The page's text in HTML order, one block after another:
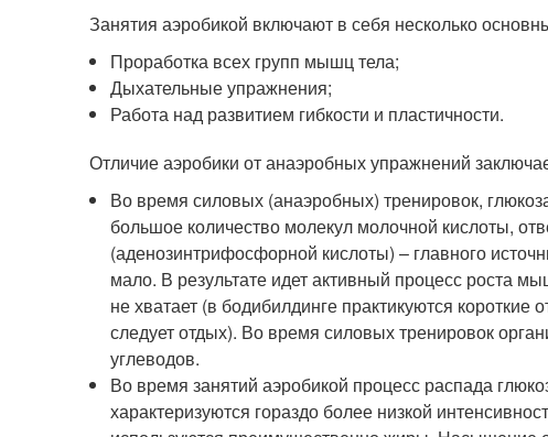
Занятия аэробикой включают в себя несколько
Проработка всех групп мышц тела;
Дыхательные упражнения;
Работа над развитием гибкости и пластичности.
Отличие аэробики от анаэробных упражнений
Во время силовых (анаэробных) тренировок,
большое количество молекул молочной кислоты,
(аденозинтрифосфорной кислоты) – главного
мало. В результате идет активный процесс роста
не хватает (в бодибилдинге практикуются
следует отдых). Во время силовых тренировок
углеводов.
Во время занятий аэробикой процесс распада
характеризуются гораздо более низкой